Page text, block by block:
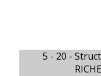
5 - 20 -